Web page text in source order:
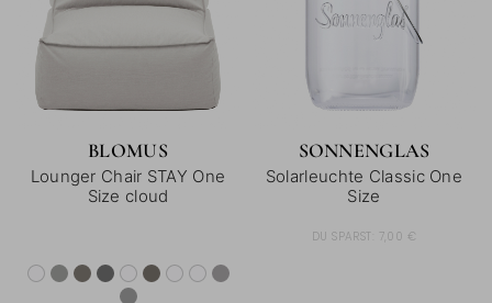
BLOMUS
Lounger Chair STAY One
Size cloud
SONNENGLAS
Solarleuchte Classic One
Size
DU SPARST: 7,00 €